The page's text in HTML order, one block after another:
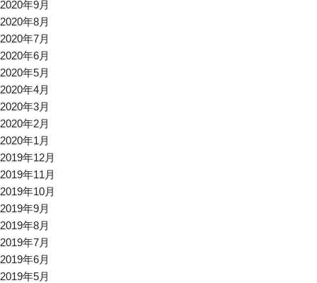
2020年9月
2020年8月
2020年7月
2020年6月
2020年5月
2020年4月
2020年3月
2020年2月
2020年1月
2019年12月
2019年11月
2019年10月
2019年9月
2019年8月
2019年7月
2019年6月
2019年5月